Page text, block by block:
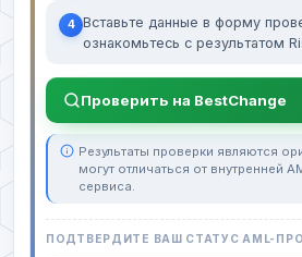
4 Вставьте данные в форму
ознакомьтесь с результатом
Проверить на BestChange
Результаты проверки являются
могут отличаться от внутренней
сервиса.
ПОДТВЕРДИТЕ ВАШ СТАТУС AML-